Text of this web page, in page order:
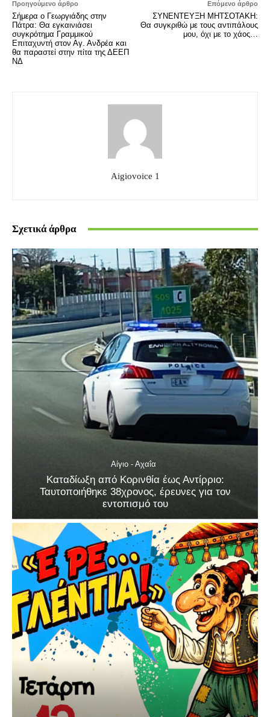
Προηγούμενο άρθρο
Σήμερα ο Γεωργιάδης στην
Πάτρα: Θα εγκαινιάσει
συγκρότημα Γραμμικού
Επιταχυντή στον Αγ. Ανδρέα και
θα παραστεί στην πίτα της ΔΕΕΠ
ΝΔ
Επόμενο άρθρο
ΣΥΝΕΝΤΕΥΞΗ ΜΗΤΣΟΤΑΚΗ:
Θα συγκριθώ με τους αντιπάλους
μου, όχι με το χάος…
Aigiovoice 1
Σχετικά άρθρα
Αίγιο - Αχαΐα
Καταδίωξη από Κορινθία έως Αντίρριο:
Ταυτοποιήθηκε 38χρονος, έρευνες για τον
εντοπισμό του